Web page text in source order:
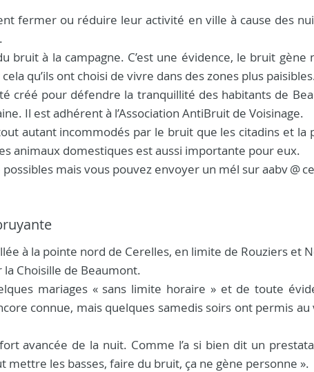
fermer ou réduire leur activité en ville à cause des
.
bruit à la campagne. C’est une évidence, le bruit gène
qu’ils ont choisi de vivre dans des zones plus
créé pour défendre la tranquillité des habitants de
Il est adhérent à l’Association AntiBruit de Voisinage.
autant incommodés par le bruit que les citadins et la
animaux domestiques est aussi importante pour eux.
mais vous pouvez envoyer un mél sur aabv@
à la pointe nord de Cerelles, en limite de Rouziers et
Choisille de Beaumont.
mariages « sans limite horaire » et de toute
connue, mais quelques samedis soirs ont permis au
avancée de la nuit. Comme l’a si bien dit un
mettre les basses, faire du bruit, ça ne gène personne ».